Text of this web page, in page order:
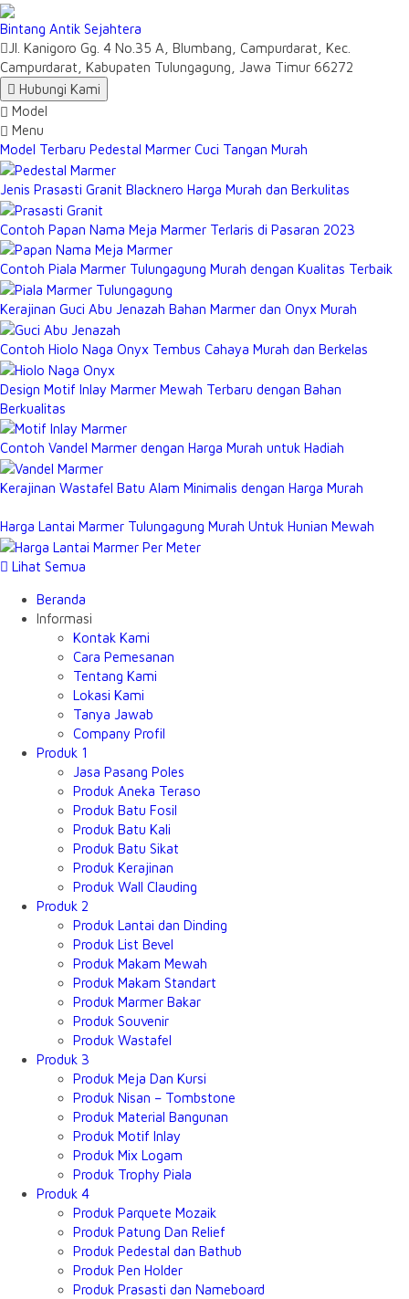
Bintang Antik Sejahtera
Jl. Kanigoro Gg. 4 No.35 A, Blumbang, Campurdarat, Kec.
Campurdarat, Kabupaten Tulungagung, Jawa Timur 66272
Hubungi Kami
Model
Menu
Model Terbaru Pedestal Marmer Cuci Tangan Murah
Jenis Prasasti Granit Blacknero Harga Murah dan Berkulitas
Contoh Papan Nama Meja Marmer Terlaris di Pasaran 2023
Contoh Piala Marmer Tulungagung Murah dengan Kualitas Terbaik
Kerajinan Guci Abu Jenazah Bahan Marmer dan Onyx Murah
Contoh Hiolo Naga Onyx Tembus Cahaya Murah dan Berkelas
Design Motif Inlay Marmer Mewah Terbaru dengan Bahan
Berkualitas
Contoh Vandel Marmer dengan Harga Murah untuk Hadiah
Kerajinan Wastafel Batu Alam Minimalis dengan Harga Murah
Harga Lantai Marmer Tulungagung Murah Untuk Hunian Mewah
Lihat Semua
Beranda
Informasi
Kontak Kami
Cara Pemesanan
Tentang Kami
Lokasi Kami
Tanya Jawab
Company Profil
Produk 1
Jasa Pasang Poles
Produk Aneka Teraso
Produk Batu Fosil
Produk Batu Kali
Produk Batu Sikat
Produk Kerajinan
Produk Wall Clauding
Produk 2
Produk Lantai dan Dinding
Produk List Bevel
Produk Makam Mewah
Produk Makam Standart
Produk Marmer Bakar
Produk Souvenir
Produk Wastafel
Produk 3
Produk Meja Dan Kursi
Produk Nisan – Tombstone
Produk Material Bangunan
Produk Motif Inlay
Produk Mix Logam
Produk Trophy Piala
Produk 4
Produk Parquete Mozaik
Produk Patung Dan Relief
Produk Pedestal dan Bathub
Produk Pen Holder
Produk Prasasti dan Nameboard